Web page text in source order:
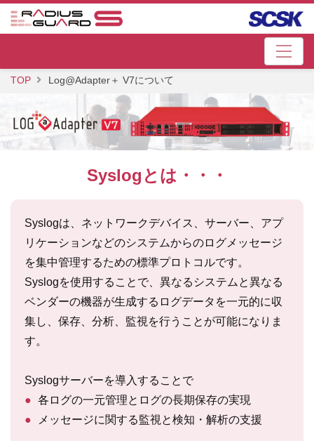
TOP Log@Adapter＋ V7について
Syslogとは・・・
Syslogは、ネットワークデバイス、サーバー、アプ
リケーションなどのシステムからのログメッセージ
を集中管理するための標準プロトコルです。
Syslogを使用することで、異なるシステムと異なる
ベンダーの機器が生成するログデータを一元的に収
集し、保存、分析、監視を行うことが可能になりま
す。
Syslogサーバーを導入することで
● 各ログの一元管理とログの長期保存の実現
●
メッセージに関する監視と検知・解析の支援